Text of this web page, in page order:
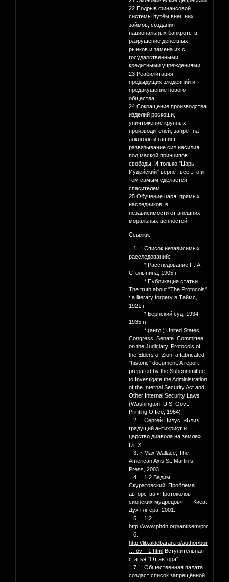
22 Подрыв финансовой
системы путём внешних
займов, создания
национальных банкротств,
разрушение денежных
рынков и замена их с
государственными
кредитными учреждениями
23 Реабилитация
предыдущих злодеяний и
предвкушение нового
общества
24 Сокращение производства
изделий роскоши,
уничтожение крупных
производителей, запрет на
алкоголь и гашиш,
развязывание сил насилия
под маской принципов
свободы. И только "Царь
Иудейский" вернёт всё это и
тем самым сделается
спасителем
25 Обучение царя, прямых
наследников, в
независимости от внешних
моральных ценностей.
Ссылки:
1. ↑ Список независимых
расследований:
* Расследование П. А.
Столыпина, 1905 г.
* Публикация статьи
The truth about "The Protocols"
: a literary forgery в Таймс,
1921 г.
* Бернский суд, 1934—
1935 гг.
* (англ.) United States
Congress, Senate. Committee
on the Judiciary. Protocols of
the Elders of Zion: a fabricated
"historic" document. A report
prepared by the Subcommittee
to Investigate the Administration
of the Internal Security Act and
Other Internal Security Laws
(Washington, U.S. Govt.
Printing Office, 1964)
2. ↑ Сергей Нилус. «Близ
грядущий антихрист и
царство диавола на земле».
Гл. Х
3. ↑ Max Wallace, The
American Axis St. Martin’s
Press, 2003
4. ↑ 1 2 Вадим
Скуратовский. Проблема
авторства «Протоколов
сионских мудрецов». — Киев:
Дух і літера, 2001.
5. ↑ 1 2
http://www.phdn.org/antisem/
6. ↑
http://lib.aldebaran.ru/author/burcev_v
… ov__1.html Вступительная
статья "От автора"
7. ↑ Общественная палата
создаст список запрещённой